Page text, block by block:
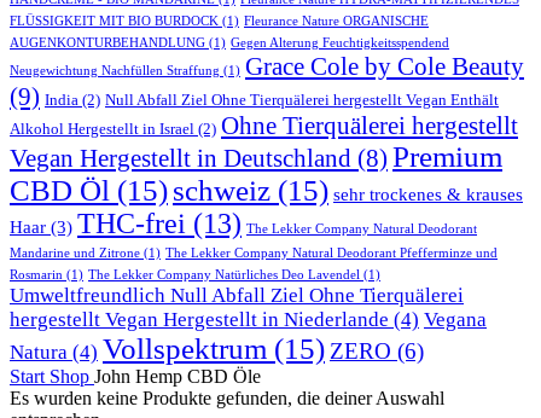
FLÜSSIGKEIT MIT BIO BURDOCK (1) Fleurance Nature ORGANISCHE
AUGENKONTURBEHANDLUNG (1) Gegen Alterung Feuchtigkeitsspendend
Neugewichtung Nachfüllen Straffung (1) Grace Cole by Cole Beauty
(9) India (2) Null Abfall Ziel Ohne Tierquälerei hergestellt Vegan Enthält
Alkohol Hergestellt in Israel (2) Ohne Tierquälerei hergestellt
Vegan Hergestellt in Deutschland (8) Premium
CBD Öl (15)schweiz (15) sehr trockenes & krauses
Haar (3) THC-frei (13) The Lekker Company Natural Deodorant
Mandarine und Zitrone (1) The Lekker Company Natural Deodorant Pfefferminze und
Rosmarin (1) The Lekker Company Natürliches Deo Lavendel (1)
Umweltfreundlich Null Abfall Ziel Ohne Tierquälerei
hergestellt Vegan Hergestellt in Niederlande (4) Vegana
Natura (4) Vollspektrum (15) ZERO (6)
Start Shop John Hemp CBD Öle
Es wurden keine Produkte gefunden, die deiner Auswahl